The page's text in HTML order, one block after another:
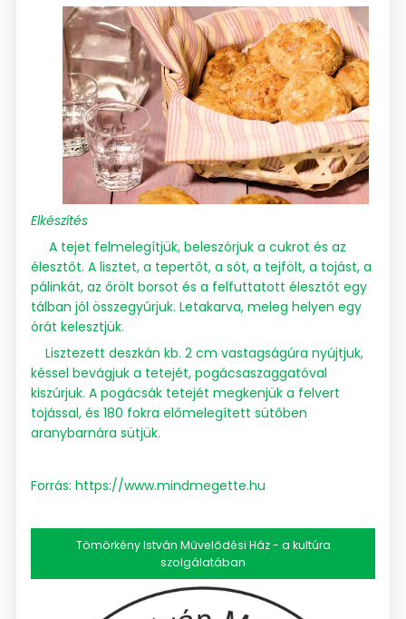
Elkészítés
A tejet felmelegítjük, beleszórjuk a cukrot és az
élesztőt. A lisztet, a tepertőt, a sót, a tejfölt, a tojást, a
pálinkát, az őrölt borsot és a felfuttatott élesztőt egy
tálban jól összegyúrjuk. Letakarva, meleg helyen egy
órát kelesztjük.
Lisztezett deszkán kb. 2 cm vastagságúra nyújtjuk,
késsel bevágjuk a tetejét, pogácsaszaggatóval
kiszúrjuk. A pogácsák tetejét megkenjük a felvert
tojással, és 180 fokra előmelegített sütőben
aranybarnára sütjük.
Forrás: https://www.mindmegette.hu
Tömörkény István Művelődési Ház - a kultúra
szolgálatában